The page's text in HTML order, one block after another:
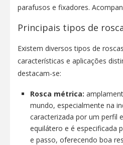
parafusos e fixadores.
‌Principais tipos de
Existem diversos tipos de
características e aplicações
destacam-se:
Rosca métrica:
mundo, especialmente na
caracterizada por um perfil
equilátero e é especificada
e passo, oferecendo boa